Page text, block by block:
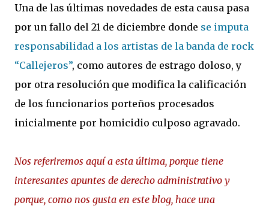
Una de las últimas novedades de esta causa pasa
por un fallo del 21 de diciembre donde se imputa
responsabilidad a los artistas de la banda de rock
“Callejeros”, como autores de estrago doloso, y
por otra resolución que modifica la calificación
de los funcionarios porteños procesados
inicialmente por homicidio culposo agravado.
Nos referiremos aquí a esta última, porque tiene
interesantes apuntes de derecho administrativo y
porque, como nos gusta en este blog, hace una